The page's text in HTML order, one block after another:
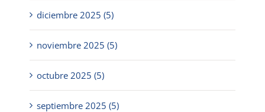
diciembre 2025 (5)
noviembre 2025 (5)
octubre 2025 (5)
septiembre 2025 (5)